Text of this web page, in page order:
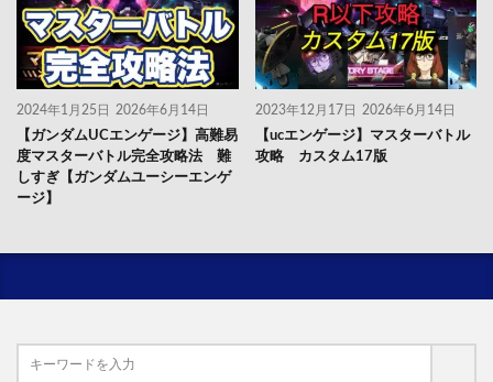
2024年1月25日 2026年6月14日
【ガンダムUCエンゲージ】高難易
度マスターバトル完全攻略法 難
しすぎ【ガンダムユーシーエンゲ
ージ】
2023年12月17日 2026年6月14日
【ucエンゲージ】マスターバトル
攻略 カスタム17版